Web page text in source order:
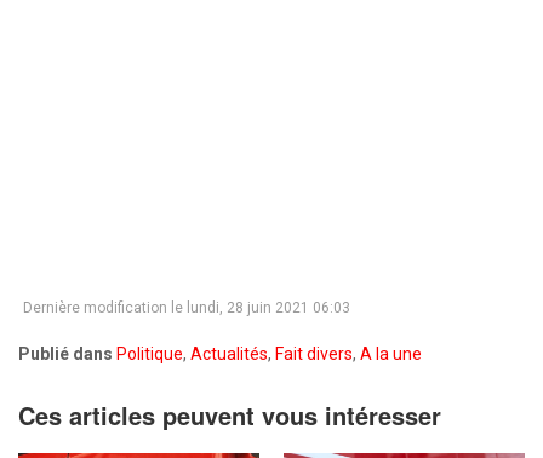
Dernière modification le lundi, 28 juin 2021 06:03
Publié dans Politique, Actualités, Fait divers, A la une
Ces articles peuvent vous intéresser